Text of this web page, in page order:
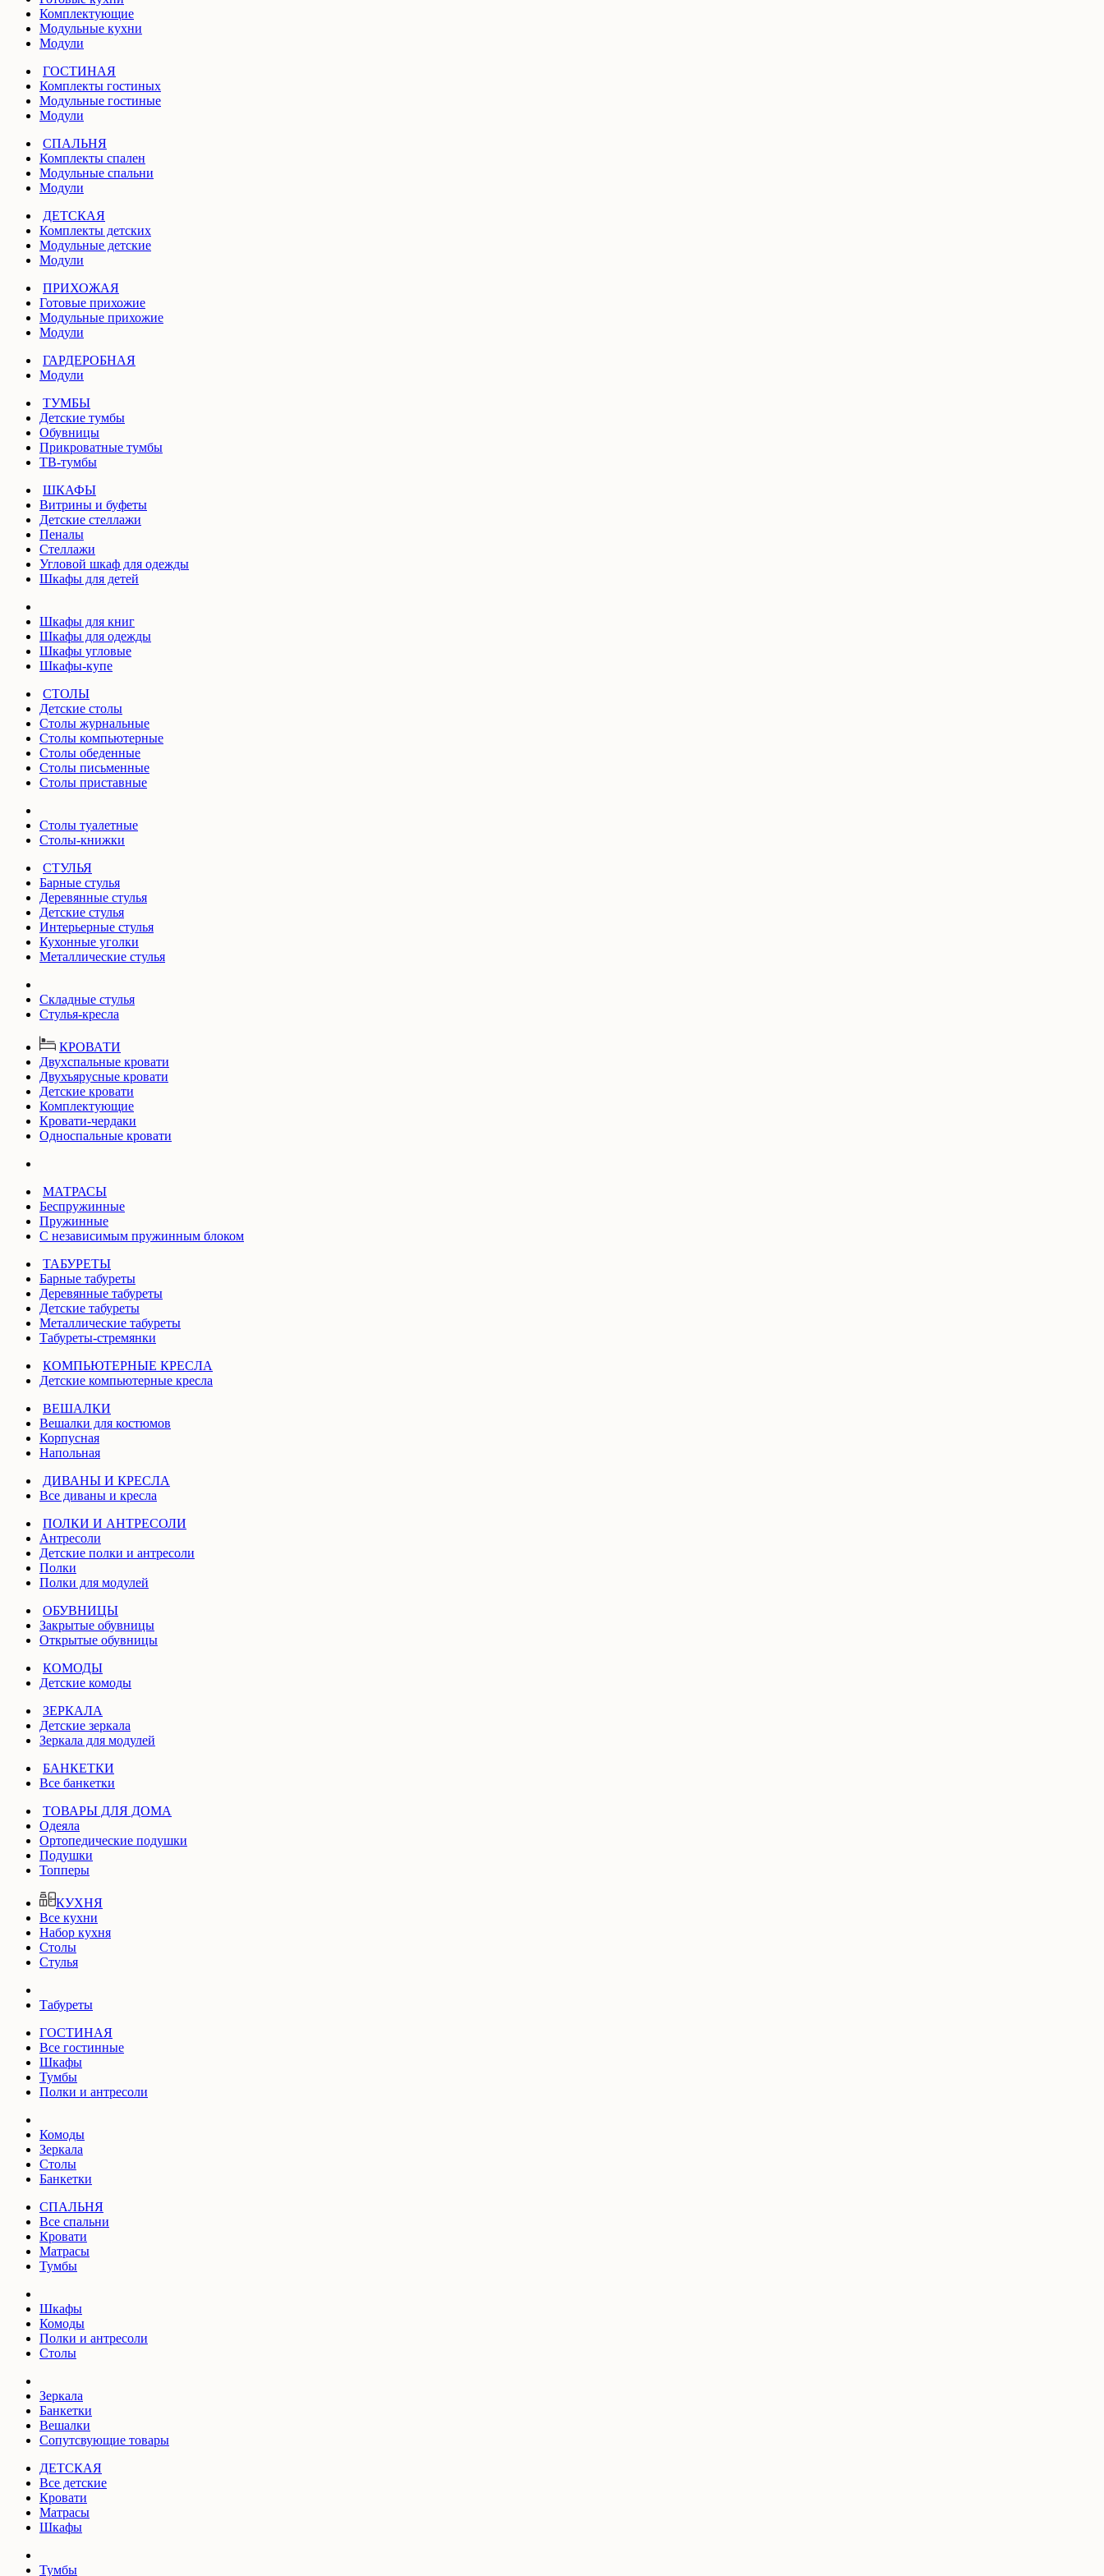
Комплектующие
Модульные кухни
Модули
ГОСТИНАЯ
Комплекты гостиных
Модульные гостиные
Модули
СПАЛЬНЯ
Комплекты спален
Модульные спальни
Модули
ДЕТСКАЯ
Комплекты детских
Модульные детские
Модули
ПРИХОЖАЯ
Готовые прихожие
Модульные прихожие
Модули
ГАРДЕРОБНАЯ
Модули
ТУМБЫ
Детские тумбы
Обувницы
Прикроватные тумбы
ТВ-тумбы
ШКАФЫ
Витрины и буфеты
Детские стеллажи
Пеналы
Стеллажи
Угловой шкаф для одежды
Шкафы для детей
Шкафы для книг
Шкафы для одежды
Шкафы угловые
Шкафы-купе
СТОЛЫ
Детские столы
Столы журнальные
Столы компьютерные
Столы обеденные
Столы письменные
Столы приставные
Столы туалетные
Столы-книжки
СТУЛЬЯ
Барные стулья
Деревянные стулья
Детские стулья
Интерьерные стулья
Кухонные уголки
Металлические стулья
Складные стулья
Стулья-кресла
КРОВАТИ
Двухспальные кровати
Двухъярусные кровати
Детские кровати
Комплектующие
Кровати-чердаки
Односпальные кровати
МАТРАСЫ
Беспружинные
Пружинные
С независимым пружинным блоком
ТАБУРЕТЫ
Барные табуреты
Деревянные табуреты
Детские табуреты
Металлические табуреты
Табуреты-стремянки
КОМПЬЮТЕРНЫЕ КРЕСЛА
Детские компьютерные кресла
ВЕШАЛКИ
Вешалки для костюмов
Корпусная
Напольная
ДИВАНЫ И КРЕСЛА
Все диваны и кресла
ПОЛКИ И АНТРЕСОЛИ
Антресоли
Детские полки и антресоли
Полки
Полки для модулей
ОБУВНИЦЫ
Закрытые обувницы
Открытые обувницы
КОМОДЫ
Детские комоды
ЗЕРКАЛА
Детские зеркала
Зеркала для модулей
БАНКЕТКИ
Все банкетки
ТОВАРЫ ДЛЯ ДОМА
Одеяла
Ортопедические подушки
Подушки
Топперы
КУХНЯ
Все кухни
Набор кухня
Столы
Стулья
Табуреты
ГОСТИНАЯ
Все гостинные
Шкафы
Тумбы
Полки и антресоли
Комоды
Зеркала
Столы
Банкетки
СПАЛЬНЯ
Все спальни
Кровати
Матрасы
Тумбы
Шкафы
Комоды
Полки и антресоли
Столы
Зеркала
Банкетки
Вешалки
Сопутсвующие товары
ДЕТСКАЯ
Все детские
Кровати
Матрасы
Шкафы
Тумбы